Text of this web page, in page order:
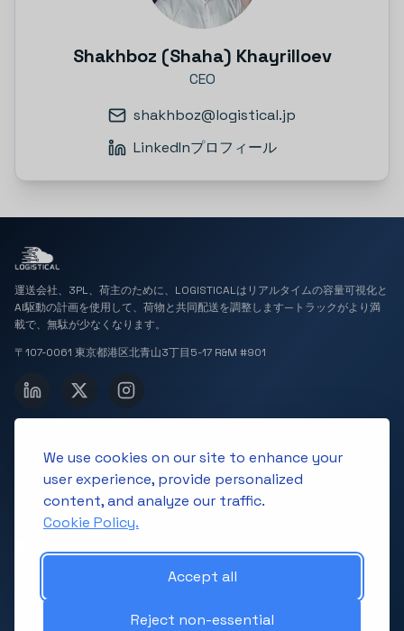
We use cookies on our site to enhance your
user experience, provide personalized
content, and analyze our traffic.
Cookie Policy.
Accept all
Reject non-essential
Shakhboz (Shaha) Khayrilloev
CEO
shakhboz@logistical.jp
LinkedInプロフィール
運送会社、3PL、荷主のために、LOGISTICALはリアルタイムの容量可視化と
AI駆動の計画を使用して、荷物と共同配送を調整します—トラックがより満
載で、無駄が少なくなります。
〒107-0061 東京都港区北青山3丁目5-17 R&M #901
ホーム
会社概要
3Dボリューム検出
共同配送
管理者